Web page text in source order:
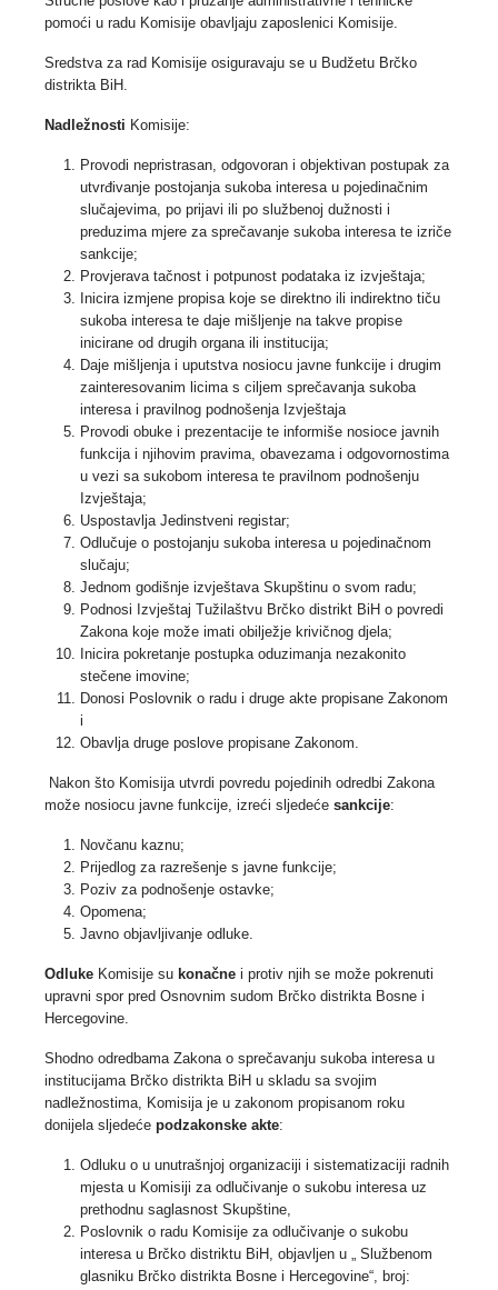
pomoći u radu Komisije obavljaju zaposlenici Komisije.
Sredstva za rad Komisije osiguravaju se u Budžetu Brčko
distrikta BiH.
Nadležnosti Komisije:
Provodi nepristrasan, odgovoran i objektivan postupak za
utvrđivanje postojanja sukoba interesa u pojedinačnim
slučajevima, po prijavi ili po službenoj dužnosti i
preduzima mjere za sprečavanje sukoba interesa te izriče
sankcije;
Provjerava tačnost i potpunost podataka iz izvještaja;
Inicira izmjene propisa koje se direktno ili indirektno tiču
sukoba interesa te daje mišljenje na takve propise
inicirane od drugih organa ili institucija;
Daje mišljenja i uputstva nosiocu javne funkcije i drugim
zainteresovanim licima s ciljem sprečavanja sukoba
interesa i pravilnog podnošenja Izvještaja
Provodi obuke i prezentacije te informiše nosioce javnih
funkcija i njihovim pravima, obavezama i odgovornostima
u vezi sa sukobom interesa te pravilnom podnošenju
Izvještaja;
Uspostavlja Jedinstveni registar;
Odlučuje o postojanju sukoba interesa u pojedinačnom
slučaju;
Jednom godišnje izvještava Skupštinu o svom radu;
Podnosi Izvještaj Tužilaštvu Brčko distrikt BiH o povredi
Zakona koje može imati obilježje krivičnog djela;
Inicira pokretanje postupka oduzimanja nezakonito
stečene imovine;
Donosi Poslovnik o radu i druge akte propisane Zakonom
i
Obavlja druge poslove propisane Zakonom.
Nakon što Komisija utvrdi povredu pojedinih odredbi Zakona
može nosiocu javne funkcije, izreći sljedeće sankcije:
Novčanu kaznu;
Prijedlog za razrešenje s javne funkcije;
Poziv za podnošenje ostavke;
Opomena;
Javno objavljivanje odluke.
Odluke Komisije su konačne i protiv njih se može pokrenuti
upravni spor pred Osnovnim sudom Brčko distrikta Bosne i
Hercegovine.
Shodno odredbama Zakona o sprečavanju sukoba interesa u
institucijama Brčko distrikta BiH u skladu sa svojim
nadležnostima, Komisija je u zakonom propisanom roku
donijela sljedeće podzakonske akte:
Odluku o u unutrašnjoj organizaciji i sistematizaciji radnih
mjesta u Komisiji za odlučivanje o sukobu interesa uz
prethodnu saglasnost Skupštine,
Poslovnik o radu Komisije za odlučivanje o sukobu
interesa u Brčko distriktu BiH, objavljen u „ Službenom
glasniku Brčko distrikta Bosne i Hercegovine“, broj: